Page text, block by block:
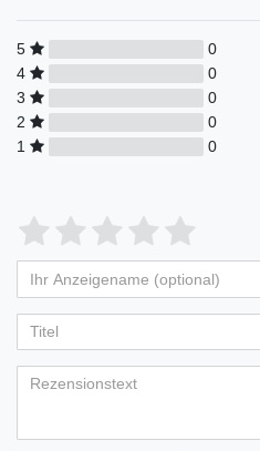
5
0
4
0
3
0
2
0
1
0
Bewertungssterne
von
5
4
von
5
3
von
5
2
von
5
1
von
5
Anzeigename
(optional)